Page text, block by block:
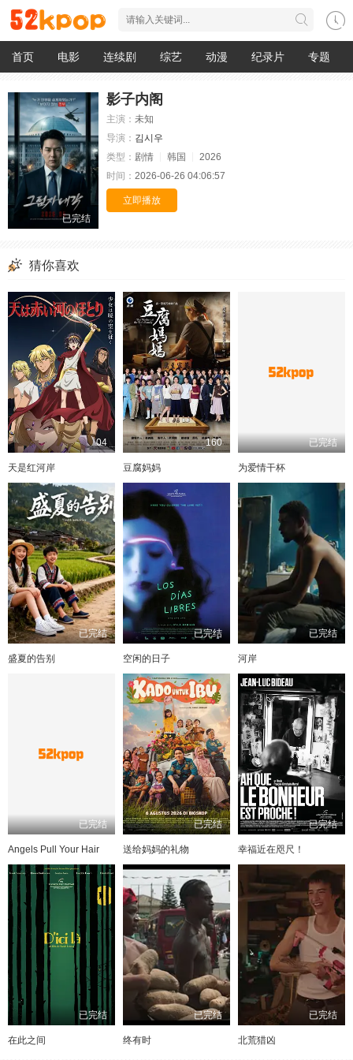
首页 电影 连续剧 综艺 动漫 纪录片 专题
已完结
影子内阁
主演： 未知
导演： 김시우
类型： 剧情 韩国
2026
时间： 2026-06-26 04:06:57
立即播放
猜你喜欢
04
天是红河岸
160
豆腐妈妈
已完结
为爱情干杯
已完结
盛夏的告别
已完结
空闲的日子
已完结
河岸
已完结
Angels Pull Your Hair
已完结
送给妈妈的礼物
已完结
幸福近在咫尺！
已完结
在此之间
已完结
终有时
已完结
北荒猎凶